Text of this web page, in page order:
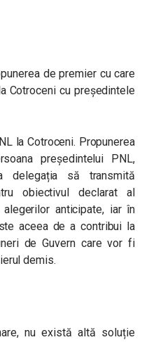
de premier cu care
Cotroceni cu președintele
la Cotroceni. Propunerea
președintelui PNL,
delegația să transmită
obiectivul declarat al
anticipate, iar în
aceea de a contribui la
de Guvern care vor fi
demis.
nu există altă soluție